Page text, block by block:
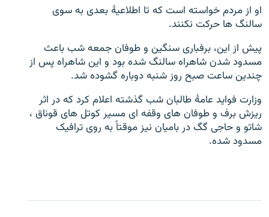
او از مردم خواسته است که تا اطلاعیۀ بعدی به سوی
سالنگ ها حرکت نکنند.
پیش از این، برفباری سنگین و طوفان جمعه شب باعث
مسدود شدن شاهراه سالنگ شده بود و این شاهراه پس از
چندین ساعت صبح روز شنبه دوباره گشوده شد.
وزارت فواید عامۀ طالبان شب گذشته اعلام کرد که در اثر
ریزش برف و طوفان های وقفه ای مسیر کوتل های قوناق ،
شاتو و حاجی گگ در بامیان نیز موقتاً به روی ترافیک
مسدود شده.